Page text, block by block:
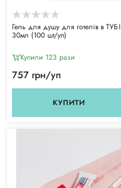
Гель для душу для готелів в ТУБІ
30мл (100 шт/уп)
Купили 123 рази
757 грн/уп
КУПИТИ